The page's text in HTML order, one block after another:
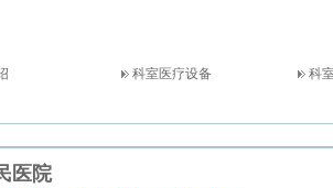
科室医疗设备 科
医院